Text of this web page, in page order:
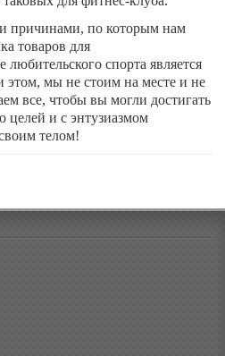
причинами, по которым нам
товаров для
спорта является
этом, мы не стоим на месте и не
все, чтобы вы могли достигать
целей и с энтузиазмом
телом!